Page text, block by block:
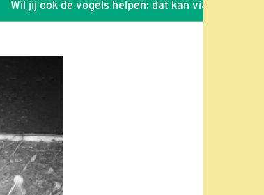
jij ook de vogels helpen: dat kan via de link!